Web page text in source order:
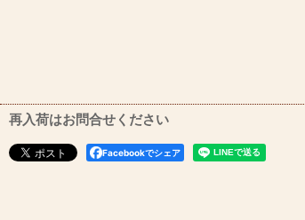
再入荷はお問合せください
Facebookでシェア